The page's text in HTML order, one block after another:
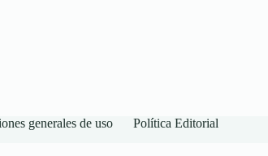
generales de uso Política Editorial